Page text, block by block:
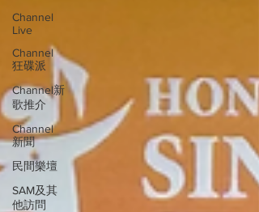
Channel
Live
Channel
狂碟派
Channel新
歌推介
Channel
新聞
民間樂壇
SAM及其
他訪問